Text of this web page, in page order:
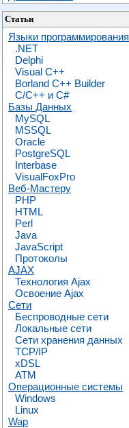
Статьи
Языки программирования
.NET
Delphi
Visual C++
Borland C++ Builder
C/С++ и C#
Базы Данных
MySQL
MSSQL
Oracle
PostgreSQL
Interbase
VisualFoxPro
Веб-Мастеру
PHP
HTML
Perl
Java
JavaScript
Протоколы
AJAX
Технология Ajax
Освоение Ajax
Сети
Беспроводные сети
Локальные сети
Сети хранения данных
TCP/IP
xDSL
ATM
Операционные системы
Windows
Linux
Wap